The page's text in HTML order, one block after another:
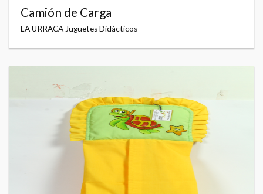
Camión de Carga
LA URRACA Juguetes Didácticos